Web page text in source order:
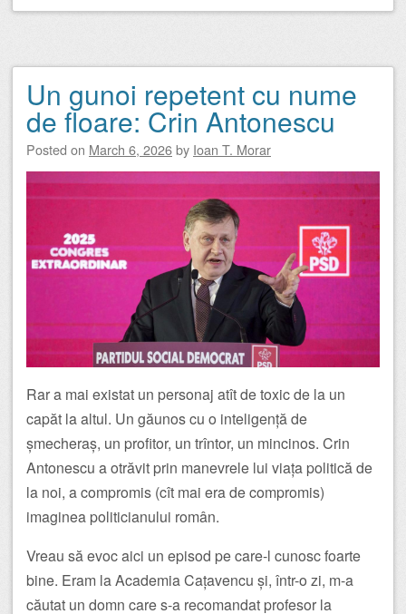
Un gunoi repetent cu nume
de floare: Crin Antonescu
Posted on March 6, 2026by Ioan T. Morar
Rar a mai existat un personaj atît de toxic de la un
capăt la altul. Un găunos cu o inteligență de
șmecheraș, un profitor, un trîntor, un mincinos. Crin
Antonescu a otrăvit prin manevrele lui viața politică de
la noi, a compromis (cît mai era de compromis)
imaginea politicianului român.
Vreau să evoc aici un episod pe care-l cunosc foarte
bine. Eram la Academia Cațavencu și, într-o zi, m-a
căutat un domn care s-a recomandat profesor la